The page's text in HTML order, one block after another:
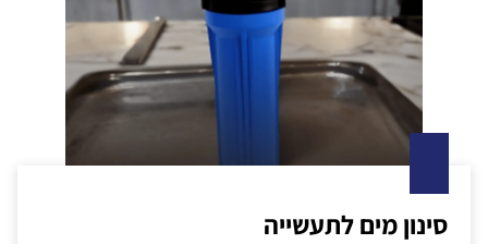
סינון מים לתעשייה